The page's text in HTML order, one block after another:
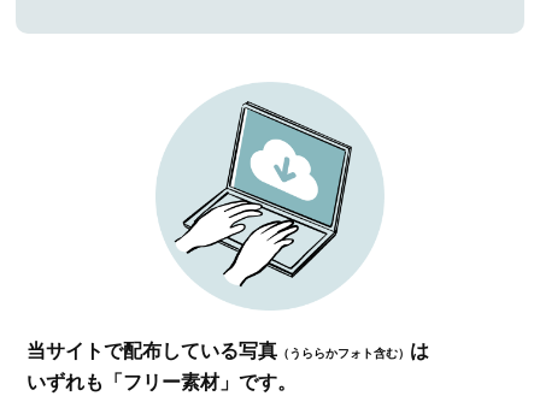
当サイトで配布している写真 （うららかフォト含む） は
いずれも「フリー素材」です。